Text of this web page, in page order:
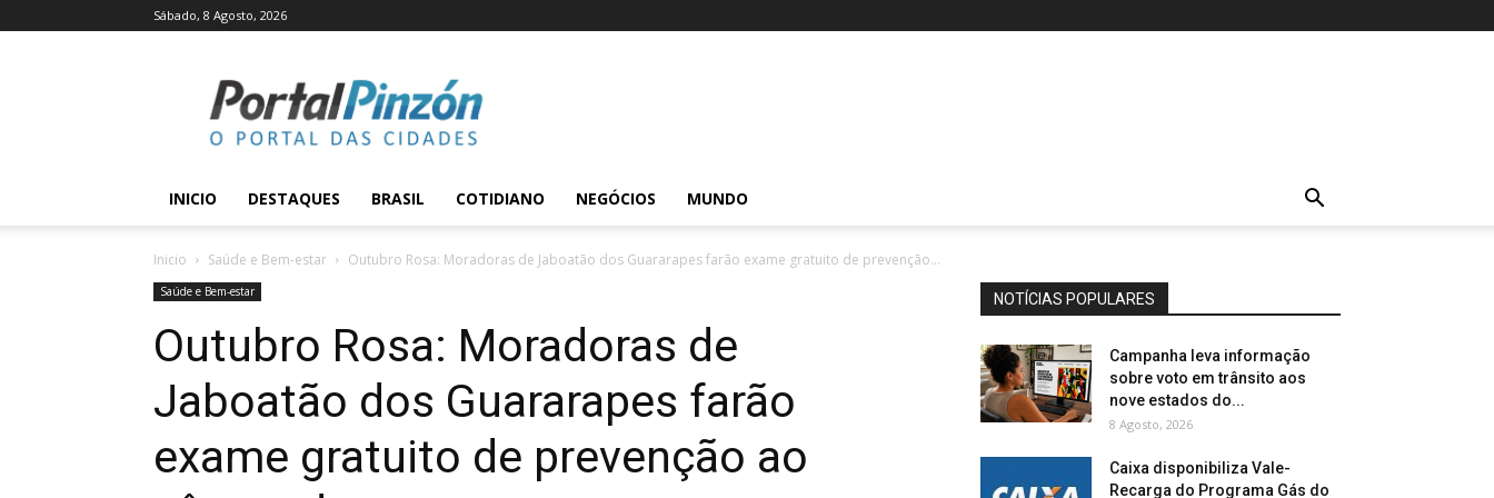
Sábado, 8 Agosto, 2026
Pinzón
INICIO DESTAQUES BRASIL COTIDIANO NEGÓCIOS MUNDO
Inicio Saúde e Bem-estar Outubro Rosa: Moradoras de Jaboatão dos Guararapes farão exame gratuito de prevenção...
Saúde e Bem-estar
Outubro Rosa: Moradoras de
Jaboatão dos Guararapes farão
exame gratuito de prevenção ao
NOTÍCIAS POPULARES
Campanha leva informação
sobre voto em trânsito aos
nove estados do...
8 Agosto, 2026
Caixa disponibiliza Vale-
Recarga do Programa Gás do